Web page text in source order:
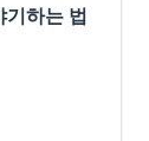
기하는 법